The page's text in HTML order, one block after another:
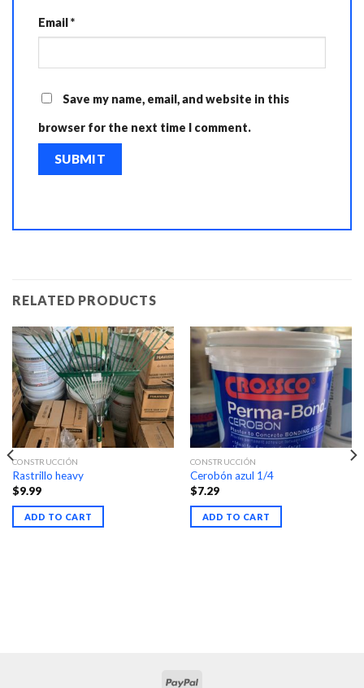
Email*
Save my name, email, and website in this
browser for the next time I comment.
RELATED PRODUCTS
CONSTRUCCIÓN
Rastrillo heavy
$9.99
ADD TO CART
CONSTRUCCIÓN
Cerobón azul 1/4
$7.29
ADD TO CART